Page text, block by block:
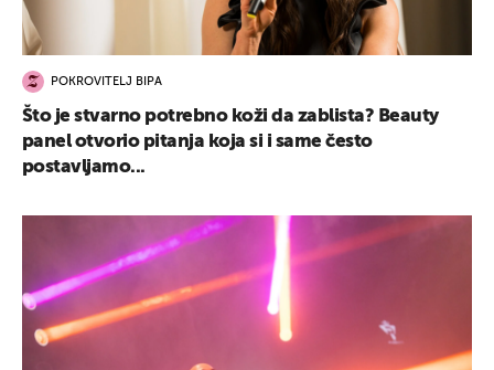
POKROVITELJ BIPA
Što je stvarno potrebno koži da zablista? Beauty
panel otvorio pitanja koja si i same često
postavljamo...